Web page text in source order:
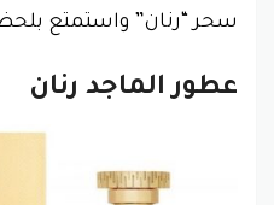
سحر “رنان” واستمتع
عطور الماجد رنان